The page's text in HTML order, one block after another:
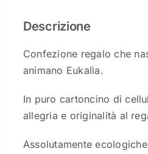
Descrizione
Confezione regalo che
animano Eukalìa.
In puro cartoncino di
allegria e originalità al
Assolutamente